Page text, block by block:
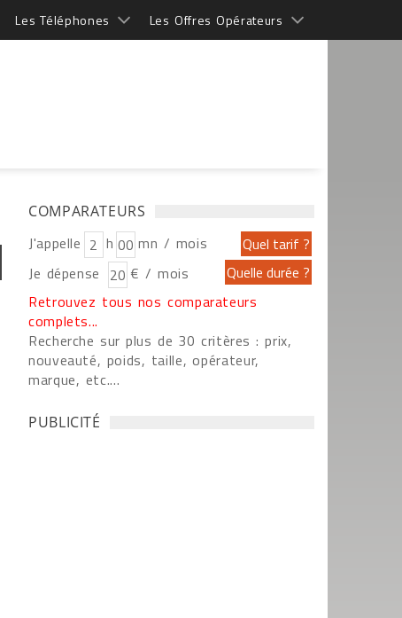
Les Téléphones Les Offres Opérateurs
COMPARATEURS
J'appelle h
mn / mois
Je dépense
€ / mois
Retrouvez tous nos comparateurs
complets...
Recherche sur plus de 30 critères : prix,
nouveauté, poids, taille, opérateur,
marque, etc....
PUBLICITÉ